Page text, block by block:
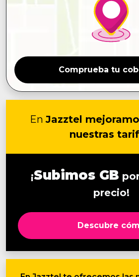
Comprueba tu
EnJazztel
nuestras
¡Subimos GB
precio!
Descubre